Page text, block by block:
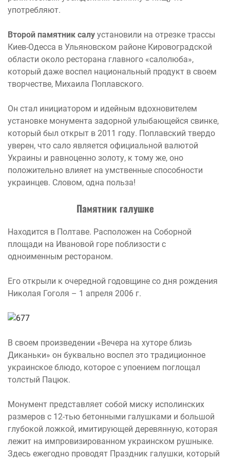
употребляют.
Второй памятник салу установили на отрезке трассы
Киев-Одесса в Ульяновском районе Кировоградской
области около ресторана главного «салолюба»,
который даже воспел национальный продукт в своем
творчестве, Михаила Поплавского.
Он стал инициатором и идейным вдохновителем
установке монумента задорной улыбающейся свинке,
который был открыт в 2011 году. Поплавский твердо
уверен, что сало является официальной валютой
Украины и равноценно золоту, к тому же, оно
положительно влияет на умственные способности
украинцев. Словом, одна польза!
Памятник галушке
Находится в Полтаве. Расположен на Соборной
площади на Ивановой горе поблизости с
одноименным рестораном.
Его открыли к очередной годовщине со дня рождения
Николая Гоголя – 1 апреля 2006 г.
В своем произведении «Вечера на хуторе близь
Диканьки» он буквально воспел это традиционное
украинское блюдо, которое с упоением поглощал
толстый Пацюк.
Монумент представляет собой миску исполинских
размеров с 12-тью бетонными галушками и большой
глубокой ложкой, имитирующей деревянную, которая
лежит на импровизированном украинском рушныке.
Здесь ежегодно проводят Праздник галушки, который